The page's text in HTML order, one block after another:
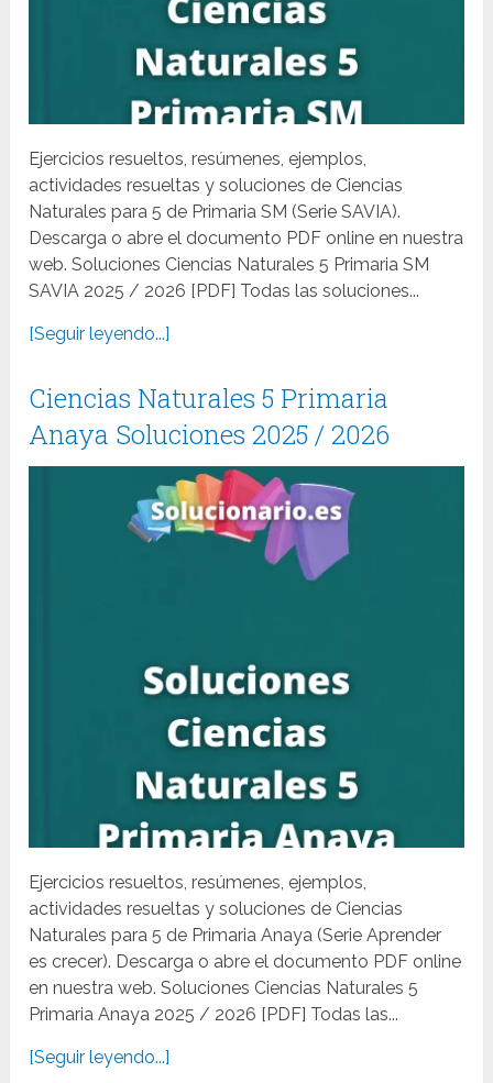
Ejercicios resueltos, resúmenes, ejemplos,
actividades resueltas y soluciones de Ciencias
Naturales para 5 de Primaria SM (Serie SAVIA).
Descarga o abre el documento PDF online en nuestra
web. Soluciones Ciencias Naturales 5 Primaria SM
SAVIA 2025 / 2026 [PDF] Todas las soluciones...
[Seguir leyendo...]
Ciencias Naturales 5 Primaria
Anaya Soluciones 2025 / 2026
Ejercicios resueltos, resúmenes, ejemplos,
actividades resueltas y soluciones de Ciencias
Naturales para 5 de Primaria Anaya (Serie Aprender
es crecer). Descarga o abre el documento PDF online
en nuestra web. Soluciones Ciencias Naturales 5
Primaria Anaya 2025 / 2026 [PDF] Todas las...
[Seguir leyendo...]